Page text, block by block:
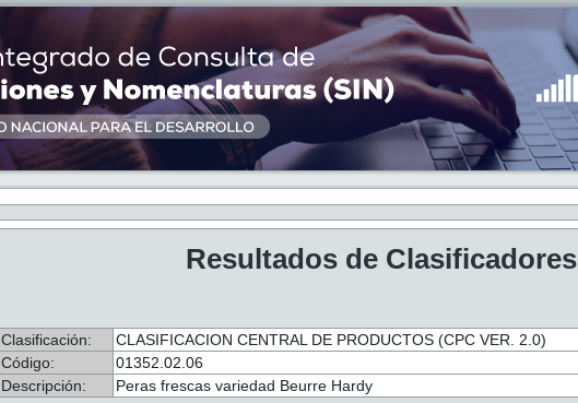
Resultados de Clasificadores
Clasificación:
CLASIFICACION CENTRAL DE PRODUCTOS (CPC VER. 2.0)
Código:
01352.02.06
Descripción:
Peras frescas variedad Beurre Hardy